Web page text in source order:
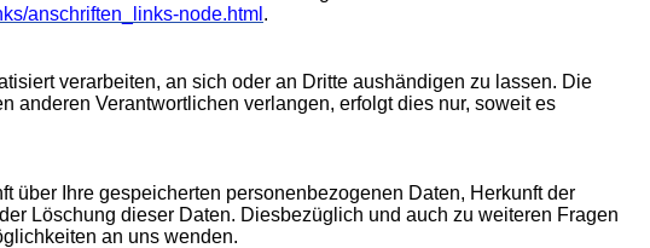
anschriften_links-node.html .
verarbeiten, an sich oder an Dritte aushändigen zu lassen. Die
anderen Verantwortlichen verlangen, erfolgt dies nur, soweit es
über Ihre gespeicherten personenbezogenen Daten, Herkunft der
Löschung dieser Daten. Diesbezüglich und auch zu weiteren Fragen
an uns wenden.